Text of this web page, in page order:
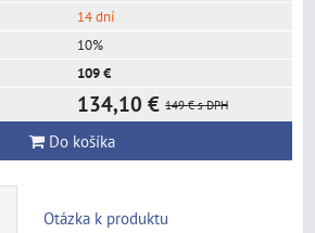
14 dní
10%
109 €
134,10 € 149 € s DPH
Do košíka
Otázka k produktu